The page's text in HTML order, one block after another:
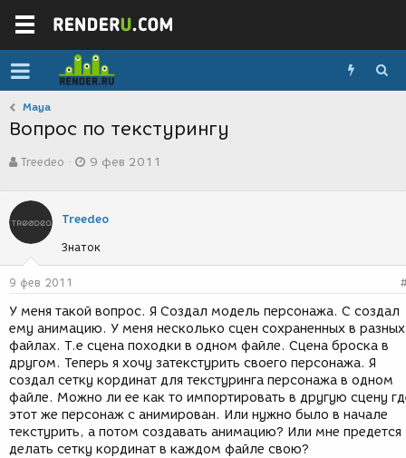
Maya
Вопрос по текстурингу
в
о
е
м
ы
Treedeo
а
с
з
д
и
я
9 фев 2011
Treedeo
Знаток
9 фев 2011
У меня такой вопрос. Я Создал модель персонажа. С создал
ему анимацию. У меня несколько сцен сохраненных в разных
файлах. Т.е сцена походки в одном файле. Сцена броска в
другом. Теперь я хочу затекстурить своего персонажа. Я
создал сетку кординат для текстуринга персонажа в одном
файле. Можно ли ее как то импортировать в другую сцену
этот же персонаж с анимирован. Или нужно было в начале
текстурить, а потом создавать анимацию? Или мне предется
делать сетку кординат в каждом файле свою?